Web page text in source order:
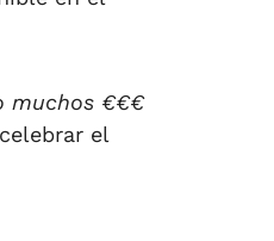
muchos €€€
el